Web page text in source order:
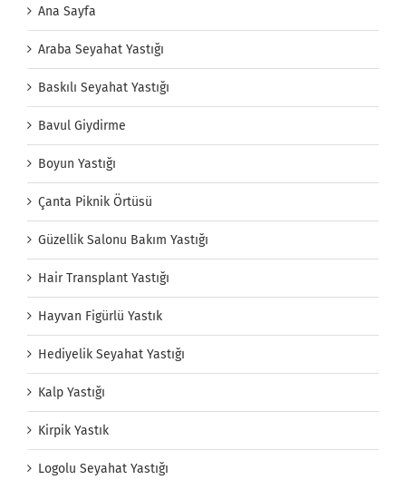
Ana Sayfa
Araba Seyahat Yastığı
Baskılı Seyahat Yastığı
Bavul Giydirme
Boyun Yastığı
Çanta Piknik Örtüsü
Güzellik Salonu Bakım Yastığı
Hair Transplant Yastığı
Hayvan Figürlü Yastık
Hediyelik Seyahat Yastığı
Kalp Yastığı
Kirpik Yastık
Logolu Seyahat Yastığı